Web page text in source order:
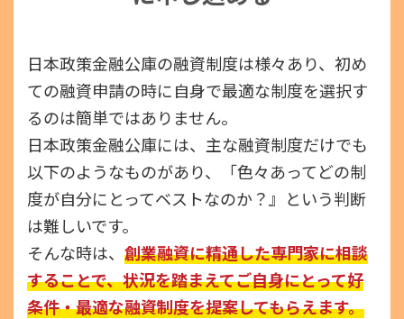
日本政策金融公庫の融資制度は様々あり、初め
ての融資申請の時に自身で最適な制度を選択す
るのは簡単ではありません。
日本政策金融公庫には、主な融資制度だけでも
以下のようなものがあり、「色々あってどの制
度が自分にとってベストなのか？』という判断
は難しいです。
そんな時は、 創業融資に精通した専門家に相談
することで、状況を踏まえてご自身にとって好
条件・最適な融資制度を提案してもらえます。